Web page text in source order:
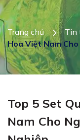
Trang chủ Tin
Hoa Việt Nam
Top 5 Set
Nam Cho